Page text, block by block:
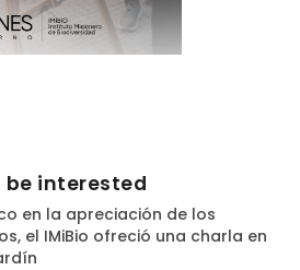
interested
en la apreciación de los
el IMiBio ofreció una charla en